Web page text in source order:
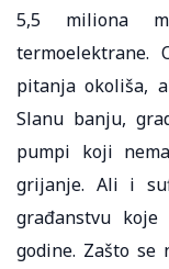
5,5 miliona
pitanja okoliša,
Slanu banju,
pumpi koji
grijanje. Ali i
građanstvu
godine. Zašto se